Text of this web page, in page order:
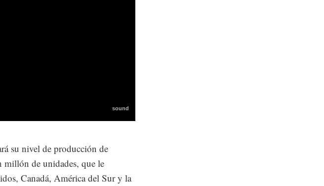
su nivel de producción de
millón de unidades, que le
Canadá, América del Sur y la